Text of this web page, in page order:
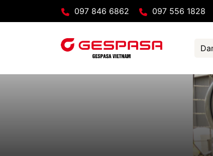
097 846 6862 097 556 1828